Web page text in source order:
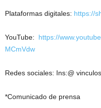
Plataformas digitales: https://
YouTube: https://
MCmVdw
Redes sociales: Ins:@
*Comunicado de prensa